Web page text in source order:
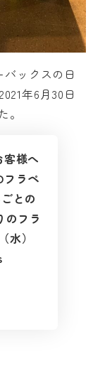
バックスの日
年6月30日
。
様へ
ラペ
との
のフラ
水）